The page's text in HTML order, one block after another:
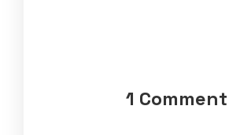
1 Comment